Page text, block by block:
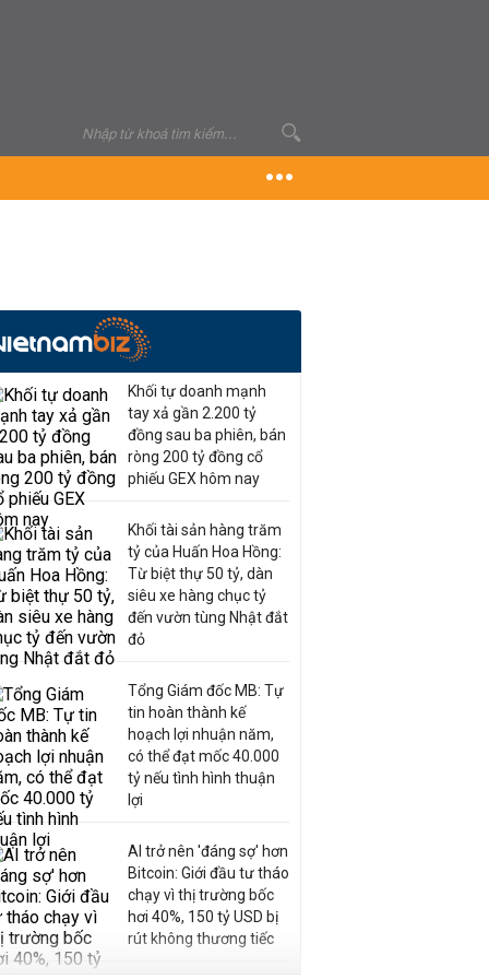
Khối tự doanh mạnh
tay xả gần 2.200 tỷ
đồng sau ba phiên, bán
ròng 200 tỷ đồng cổ
phiếu GEX hôm nay
Khối tài sản hàng trăm
tỷ của Huấn Hoa Hồng:
Từ biệt thự 50 tỷ, dàn
siêu xe hàng chục tỷ
đến vườn tùng Nhật đắt
đỏ
Tổng Giám đốc MB: Tự
tin hoàn thành kế
hoạch lợi nhuận năm,
có thể đạt mốc 40.000
tỷ nếu tình hình thuận
lợi
AI trở nên 'đáng sợ' hơn
Bitcoin: Giới đầu tư tháo
chạy vì thị trường bốc
hơi 40%, 150 tỷ USD bị
rút không thương tiếc